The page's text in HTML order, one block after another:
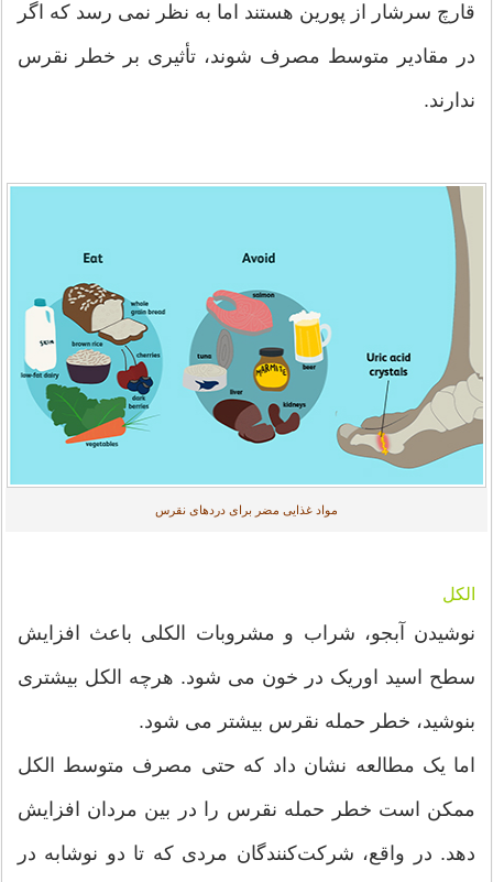
قارچ سرشار از پورین هستند اما به نظر نمی رسد که اگر
در مقادیر متوسط ​​مصرف شوند، تأثیری بر خطر نقرس
ندارند.
مواد غذایی مضر برای دردهای نقرس
الکل
نوشیدن آبجو، شراب و مشروبات الکلی باعث افزایش
سطح اسید اوریک در خون می شود. هرچه الکل بیشتری
بنوشید، خطر حمله نقرس بیشتر می شود.
اما یک مطالعه نشان داد که حتی مصرف متوسط ​​الکل
ممکن است خطر حمله نقرس را در بین مردان افزایش
دهد. در واقع، شرکت‌کنندگان مردی که تا دو نوشابه در